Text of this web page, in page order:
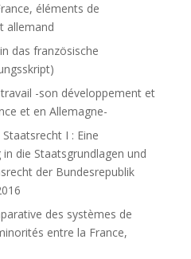
éléments de
allemand
das französische
travail -son développement et
et en Allemagne-
Staatsrecht I : Eine
die Staatsgrundlagen und
der Bundesrepublik
des systèmes de
entre la France,